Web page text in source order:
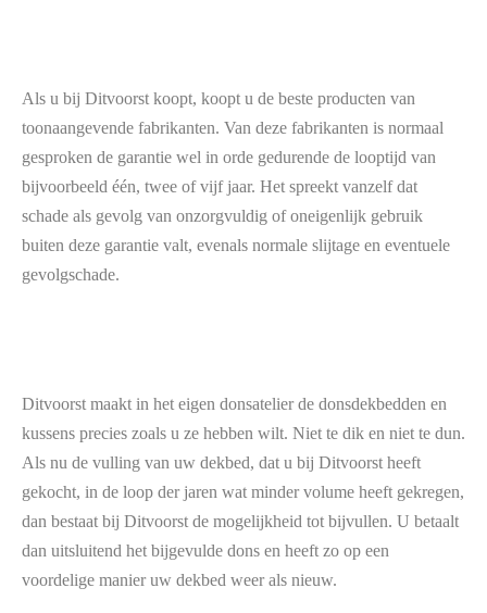
Als u bij Ditvoorst koopt, koopt u de beste producten van
toonaangevende fabrikanten. Van deze fabrikanten is normaal
gesproken de garantie wel in orde gedurende de looptijd van
bijvoorbeeld één, twee of vijf jaar. Het spreekt vanzelf dat
schade als gevolg van onzorgvuldig of oneigenlijk gebruik
buiten deze garantie valt, evenals normale slijtage en eventuele
gevolgschade.
Ditvoorst maakt in het eigen donsatelier de donsdekbedden en
kussens precies zoals u ze hebben wilt. Niet te dik en niet te dun.
Als nu de vulling van uw dekbed, dat u bij Ditvoorst heeft
gekocht, in de loop der jaren wat minder volume heeft gekregen,
dan bestaat bij Ditvoorst de mogelijkheid tot bijvullen. U betaalt
dan uitsluitend het bijgevulde dons en heeft zo op een
voordelige manier uw dekbed weer als nieuw.